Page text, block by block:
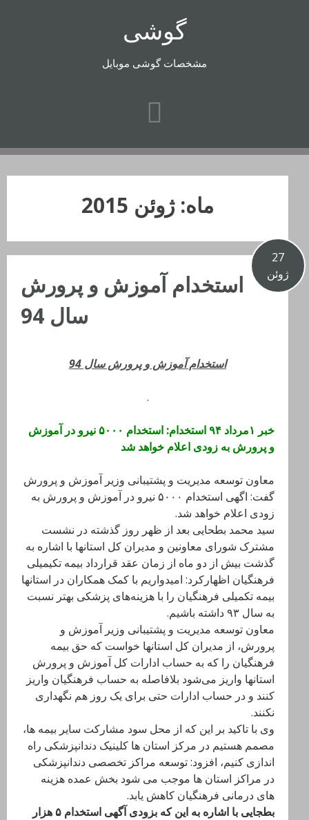
گوشی
مشخصات گوشی موبایل
ماه:ژوئن 2015
27
ژوئن
استخدام آموزش و پرورش
سال 94
استخدام آموزش و پرورش سال 94
.
خبر ۱مرداد ۹۴ استخدام: استخدام ۵۰۰۰ نیرو در آموزش
و پرورش به زودی اعلام خواهد شد
معاون توسعه مدیریت و پشتیبانی وزیر آموزش و پرورش
گفت: اگهی استخدام ۵۰۰۰ نیرو در آموزش و پرورش به
زودی اعلام خواهد شد.
سید محمد بطحایی بعد از ظهر روز گذشته در نشست
مشترک شورای معاونین و مدیران کل استانها با اشاره به
گذشت بیش از دو ماه از زمان عقد قرارداد بیمه تکیمیلی
فرهنگیان اظهارکرد: امیدواریم با کمک همکاران در استانها
بیمه تکمیلی فرهنگیان را با هزینه‌های پزشکی بهتر نسبت
به سال ۹۳ داشته باشیم.
معاون توسعه مدیریت و پشتیبانی وزیر آموزش و
پرورش، از مدیران کل استانها خواست که حق بیمه
فرهنگیان را که به حساب ادارات کل آموزش و پرورش
استانها واریز می‌شود بلافاصله به حساب فرهنگیان واریز
کنند و در حساب ادارات حتی برای یک روز هم نگهداری
نکنند.
وی با تاکید بر این که از محل سود مشارکت سایر بیمه ها،
مصمم هستیم در مرکز استان ها کلینیک دندانپزشکی راه
اندازی کنیم، افزود: توسعه مراکز تخصصی دندانپزشکی
در مراکز استان ها موجب می شود بخش عمده هزینه
های درمانی فرهنگیان کاهش یابد.
بطجایی با اشاره به این که بزودی آگهی استخدام ۵ هزار